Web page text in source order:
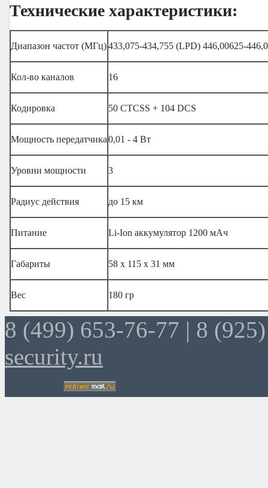
Технические характеристики:
Диапазон частот (МГц)433,075-434,755 (LPD) 446,00625-
Кол-во каналов 16
Кодировка 50 CTCSS + 104 DCS
Мощность передатчика0,01 - 4 Вт
Уровни мощности 3
Радиус действия до 15 км
Питание Li-Ion аккумулятор 1200 мАч
Габариты 58 х 115 х 31 мм
Вес 180 гр
8 (499) 653-76-77 | 8
security.ru